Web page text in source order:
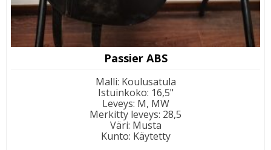
Passier ABS
Malli: Koulusatula
Istuinkoko: 16,5"
Leveys: M, MW
Merkitty leveys: 28,5
Väri: Musta
Kunto: Käytetty